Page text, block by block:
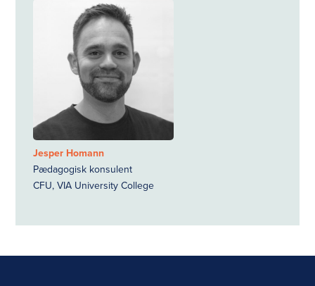
Jesper Homann
Pædagogisk konsulent
CFU, VIA University College